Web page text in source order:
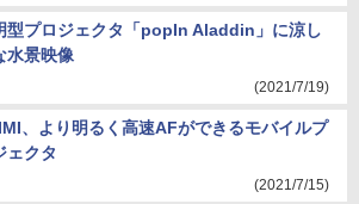
型プロジェクタ「popIn Aladdin」に涼し
水景映像
(2021/7/19)
、より明るく高速AFができるモバイルプ
ェクタ
(2021/7/15)